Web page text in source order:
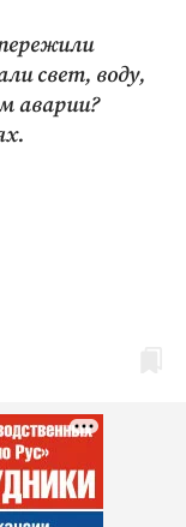
свет, воду,
аварии?